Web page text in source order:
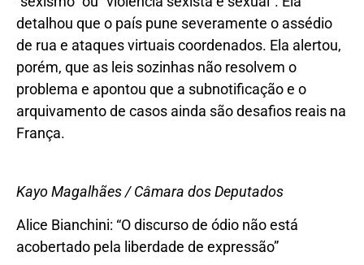
detalhou que o país pune severamente o assédio
de rua e ataques virtuais coordenados. Ela alertou,
porém, que as leis sozinhas não resolvem o
problema e apontou que a subnotificação e o
arquivamento de casos ainda são desafios reais na
França.
Kayo Magalhães / Câmara dos Deputados
Alice Bianchini: “O discurso de ódio não está
acobertado pela liberdade de expressão”